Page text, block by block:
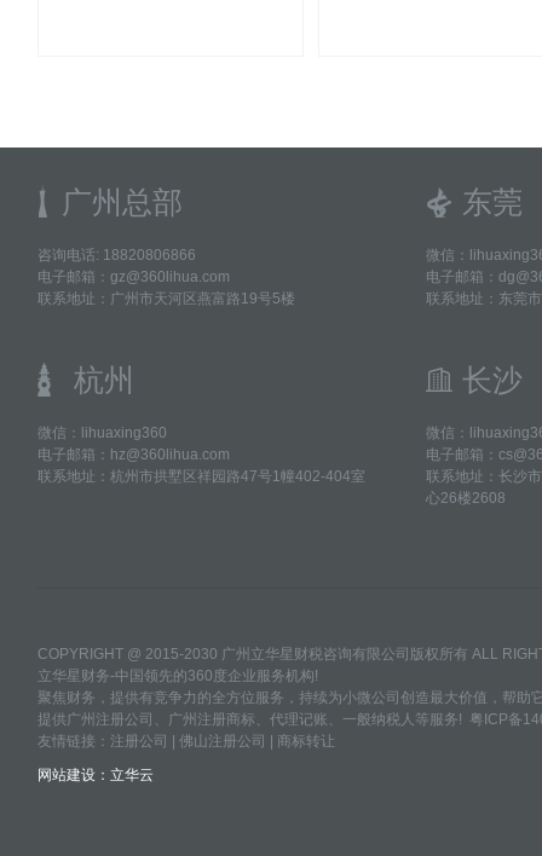
广州总部
咨询电话: 18820806866
电子邮箱：gz@360lihua.com
联系地址：广州市天河区燕富路19号5楼
东莞
微信：
电子邮箱：
联系地址：东莞
杭州
微信：lihuaxing360
电子邮箱：hz@360lihua.com
联系地址：杭州市拱墅区祥园路47号1幢402-404室
长沙
微信：
电子邮箱：
联系地址：长沙
心26楼2608
COPYRIGHT @ 2015-2030 广州立华星财税咨询有限公司版权所有 ALL
立华星财务-中国领先的360度企业服务机构!
聚焦财务，提供有竞争力的全方位服务，持续为小微公司创造最大价值，帮助
提供 广州注册公司 广州注册商标 代理记账 一般纳税人 等服务! 粤ICP备
友情链接： 注册公司 | 佛山注册公司 | 商标转让
网站建设： 立华云